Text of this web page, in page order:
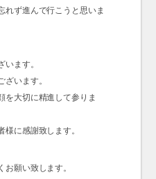
れず進んで行こうと思いま
ます。
います。
を大切に精進して参りま
に感謝致します。
願い致します。